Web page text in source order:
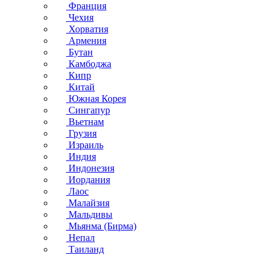
Франция
Чехия
Хорватия
Армения
Бутан
Камбоджа
Кипр
Китай
Южная Корея
Сингапур
Вьетнам
Грузия
Израиль
Индия
Индонезия
Иордания
Лаос
Малайзия
Мальдивы
Мьянма (Бирма)
Непал
Таиланд